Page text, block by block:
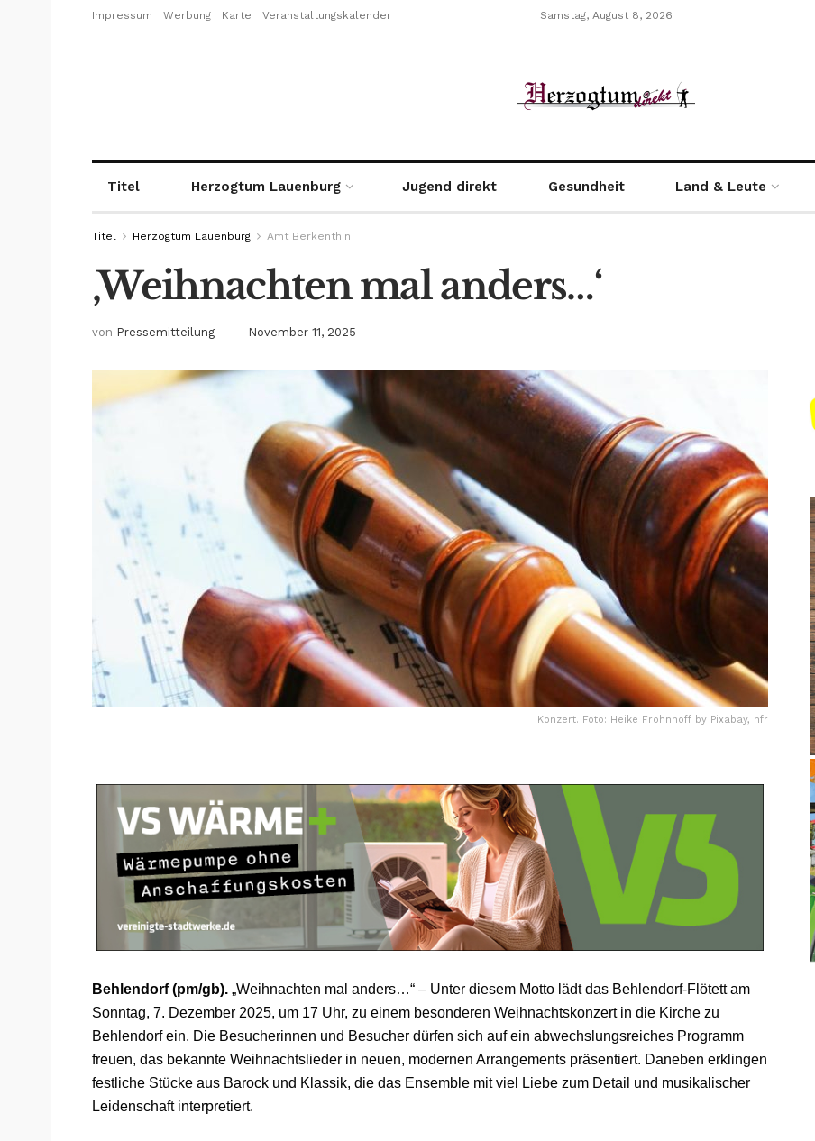
Impressum Werbung Karte Veranstaltungskalender Samstag, August 8, 2026
Titel Herzogtum Lauenburg Jugend direkt Gesundheit Land & Leute
Titel Herzogtum Lauenburg Amt Berkenthin
‚Weihnachten mal anders…‘
von Pressemitteilung November 11, 2025
Konzert. Foto: Heike Frohnhoff by Pixabay, hfr
Behlendorf (pm/gb). „Weihnachten mal anders…“ – Unter diesem Motto lädt das Behlendorf-Flötett am
Sonntag, 7. Dezember 2025, um 17 Uhr, zu einem besonderen Weihnachtskonzert in die Kirche zu
Behlendorf ein. Die Besucherinnen und Besucher dürfen sich auf ein abwechslungsreiches Programm
freuen, das bekannte Weihnachtslieder in neuen, modernen Arrangements präsentiert. Daneben erklingen
festliche Stücke aus Barock und Klassik, die das Ensemble mit viel Liebe zum Detail und musikalischer
Leidenschaft interpretiert.